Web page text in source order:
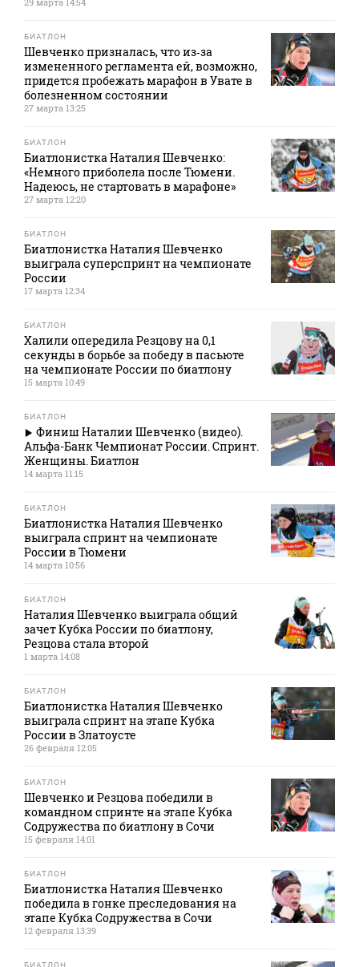
БИАТЛОН
Шевченко призналась, что из‑за
измененного регламента ей, возможно,
придется пробежать марафон в Увате в
болезненном состоянии
27 марта 13:25
БИАТЛОН
Биатлонистка Наталия Шевченко:
«Немного приболела после Тюмени.
Надеюсь, не стартовать в марафоне»
27 марта 12:20
БИАТЛОН
Биатлонистка Наталия Шевченко
выиграла суперспринт на чемпионате
России
17 марта 12:34
БИАТЛОН
Халили опередила Резцову на 0,1
секунды в борьбе за победу в пасьюте
на чемпионате России по биатлону
15 марта 10:49
БИАТЛОН
Финиш Наталии Шевченко (видео).
Альфа-Банк Чемпионат России. Спринт.
Женщины. Биатлон
14 марта 11:15
БИАТЛОН
Биатлонистка Наталия Шевченко
выиграла спринт на чемпионате
России в Тюмени
14 марта 10:56
БИАТЛОН
Наталия Шевченко выиграла общий
зачет Кубка России по биатлону,
Резцова стала второй
1 марта 14:08
БИАТЛОН
Биатлонистка Наталия Шевченко
выиграла спринт на этапе Кубка
России в Златоусте
26 февраля 12:05
БИАТЛОН
Шевченко и Резцова победили в
командном спринте на этапе Кубка
Содружества по биатлону в Сочи
15 февраля 14:01
БИАТЛОН
Биатлонистка Наталия Шевченко
победила в гонке преследования на
этапе Кубка Содружества в Сочи
12 февраля 13:39
БИАТЛОН